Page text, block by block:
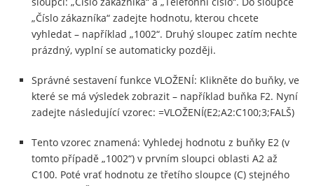
„Číslo zákazníka“ zadejte hodnotu, kterou chcete
vyhledat – například „1002“. Druhý sloupec zatím nechte
prázdný, vyplní se automaticky později.
Správné sestavení funkce VLOŽENÍ: Klikněte do buňky, ve
které se má výsledek zobrazit – například buňka F2. Nyní
zadejte následující vzorec: =VLOŽENÍ(E2;A2:C100;3;FALŠ)
Tento vzorec znamená: Vyhledej hodnotu z buňky E2 (v
tomto případě „1002“) v prvním sloupci oblasti A2 až
C100. Poté vrať hodnotu ze třetího sloupce (C) stejného